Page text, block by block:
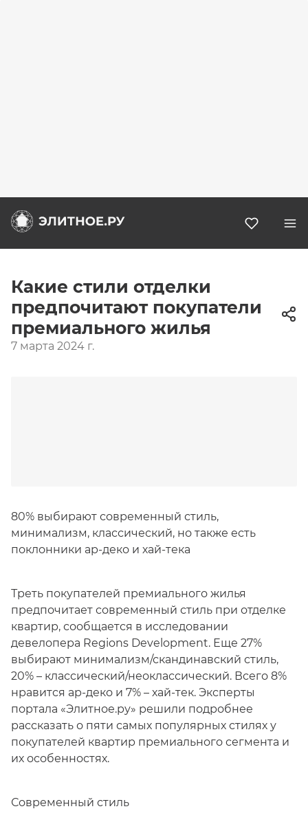
Какие стили отделки
предпочитают покупатели
премиального жилья
7 марта 2024 г.
80% выбирают современный стиль,
минимализм, классический, но также есть
поклонники ар-деко и хай-тека
Треть покупателей премиального жилья
предпочитает современный стиль при отделке
квартир, сообщается в исследовании
девелопера Regions Development. Еще 27%
выбирают минимализм/скандинавский стиль,
20% – классический/неоклассический. Всего 8%
нравится ар-деко и 7% – хай-тек. Эксперты
портала «Элитное.ру» решили подробнее
рассказать о пяти самых популярных стилях у
покупателей квартир премиального сегмента и
их особенностях.
Современный стиль